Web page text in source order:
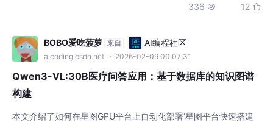
336  12 
BOBO爱吃菠萝 来自 AI编程社区
aicoding.csdn.net · 2026-02-09 00:07:31
Qwen3-VL:30B医疗问答应用：基于数据库的知识图谱
构建
本文介绍了如何在星图GPU平台上自动化部署‘星图平台快速搭建